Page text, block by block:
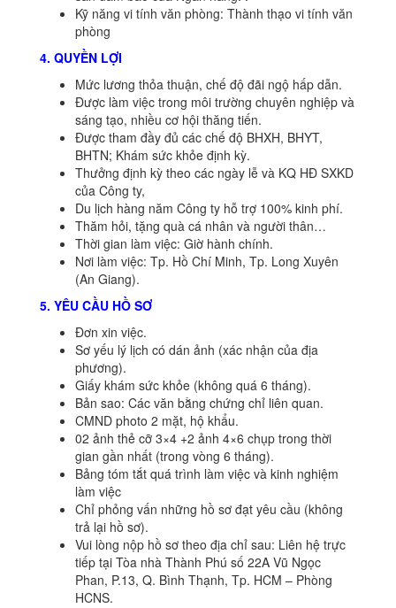
Kỹ năng vi tính văn phòng: Thành thạo vi tính văn
phòng
4. QUYỀN LỢI
Mức lương thỏa thuận, chế độ đãi ngộ hấp dẫn.
Được làm việc trong môi trường chuyên nghiệp và
sáng tạo, nhiều cơ hội thăng tiến.
Được tham đầy đủ các chế độ BHXH, BHYT,
BHTN; Khám sức khỏe định kỳ.
Thưởng định kỳ theo các ngày lễ và KQ HĐ SXKD
của Công ty,
Du lịch hàng năm Công ty hỗ trợ 100% kinh phí.
Thăm hỏi, tặng quà cá nhân và người thân…
Thời gian làm việc: Giờ hành chính.
Nơi làm việc: Tp. Hồ Chí Minh, Tp. Long Xuyên
(An Giang).
5. YÊU CẦU HỒ SƠ
Đơn xin việc.
Sơ yếu lý lịch có dán ảnh (xác nhận của địa
phương).
Giấy khám sức khỏe (không quá 6 tháng).
Bản sao: Các văn bằng chứng chỉ liên quan.
CMND photo 2 mặt, hộ khẩu.
02 ảnh thẻ cỡ 3×4 +2 ảnh 4×6 chụp trong thời
gian gần nhất (trong vòng 6 tháng).
Bảng tóm tắt quá trình làm việc và kinh nghiệm
làm việc
Chỉ phỏng vấn những hồ sơ đạt yêu cầu (không
trả lại hồ sơ).
Vui lòng nộp hồ sơ theo địa chỉ sau: Liên hệ trực
tiếp tại Tòa nhà Thành Phú số 22A Vũ Ngọc
Phan, P.13, Q. Bình Thạnh, Tp. HCM – Phòng
HCNS.